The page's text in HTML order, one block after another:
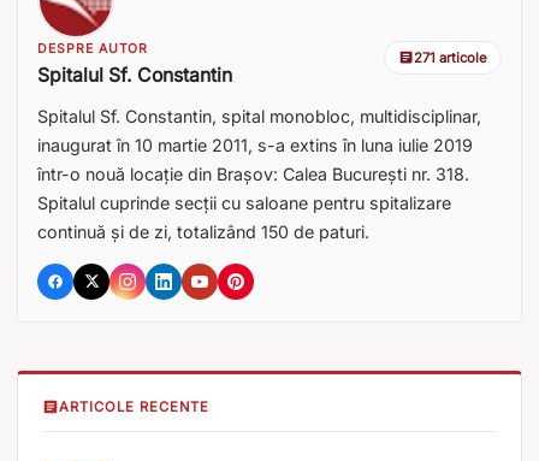
DESPRE AUTOR
Spitalul Sf. Constantin
271 articole
Spitalul Sf. Constantin, spital monobloc, multidisciplinar,
inaugurat în 10 martie 2011, s-a extins în luna iulie 2019
într-o nouă locație din Brașov: Calea București nr. 318.
Spitalul cuprinde secții cu saloane pentru spitalizare
continuă și de zi, totalizând 150 de paturi.
ARTICOLE RECENTE